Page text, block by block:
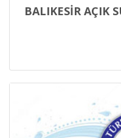
BALIKESİR AÇIK